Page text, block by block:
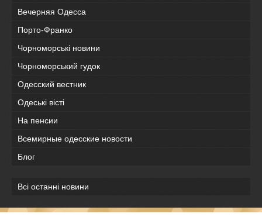
Вечерняя Одесса
Порто-Франко
Чорноморські новини
Чорноморський гудок
Одесский вестник
Одеськi вiстi
На пенсии
Всемирные одесские новости
Блог
Всі останні новини